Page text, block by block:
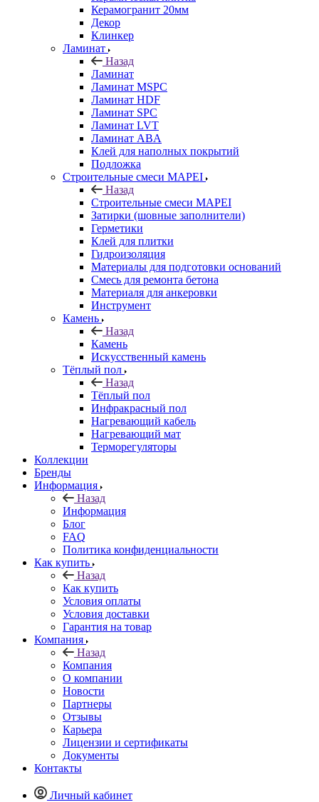
Керамогранит 20мм
Декор
Клинкер
Ламинат
Назад
Ламинат
Ламинат MSPC
Ламинат HDF
Ламинат SPC
Ламинат LVT
Ламинат ABA
Клей для наполных покрытий
Подложка
Строительные смеси MAPEI
Назад
Строительные смеси MAPEI
Затирки (шовные заполнители)
Герметики
Клей для плитки
Гидроизоляция
Материалы для подготовки оснований
Смесь для ремонта бетона
Материаля для анкеровки
Инструмент
Камень
Назад
Камень
Искусственный камень
Тёплый пол
Назад
Тёплый пол
Инфракрасный пол
Нагревающий кабель
Нагревающий мат
Терморегуляторы
Коллекции
Бренды
Информация
Назад
Информация
Блог
FAQ
Политика конфиденциальности
Как купить
Назад
Как купить
Условия оплаты
Условия доставки
Гарантия на товар
Компания
Назад
Компания
О компании
Новости
Партнеры
Отзывы
Карьера
Лицензии и сертификаты
Документы
Контакты
Личный кабинет